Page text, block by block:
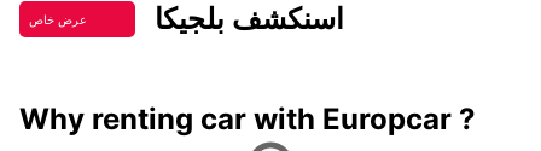
عرض خاص اسنكشف بلجيكا
Why renting car with Europcar ?